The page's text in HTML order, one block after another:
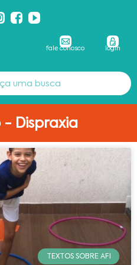
fale conosco login
Dispraxia
TEXTOS SOBRE AFI